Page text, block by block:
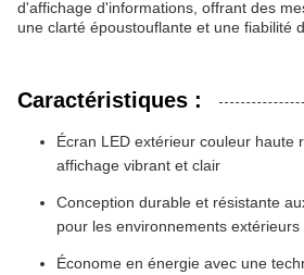
d'affichage d'informations, offrant des
une clarté époustouflante et une fiabilité
Caractéristiques :
Écran LED extérieur couleur haute
affichage vibrant et clair
Conception durable et résistante
pour les environnements extérieurs
Économe en énergie avec une